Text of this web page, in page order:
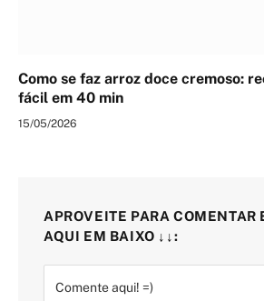
Como se faz arroz doce cremoso:
fácil em 40 min
15/05/2026
APROVEITE PARA COMENTAR
AQUI EM BAIXO ↓↓: